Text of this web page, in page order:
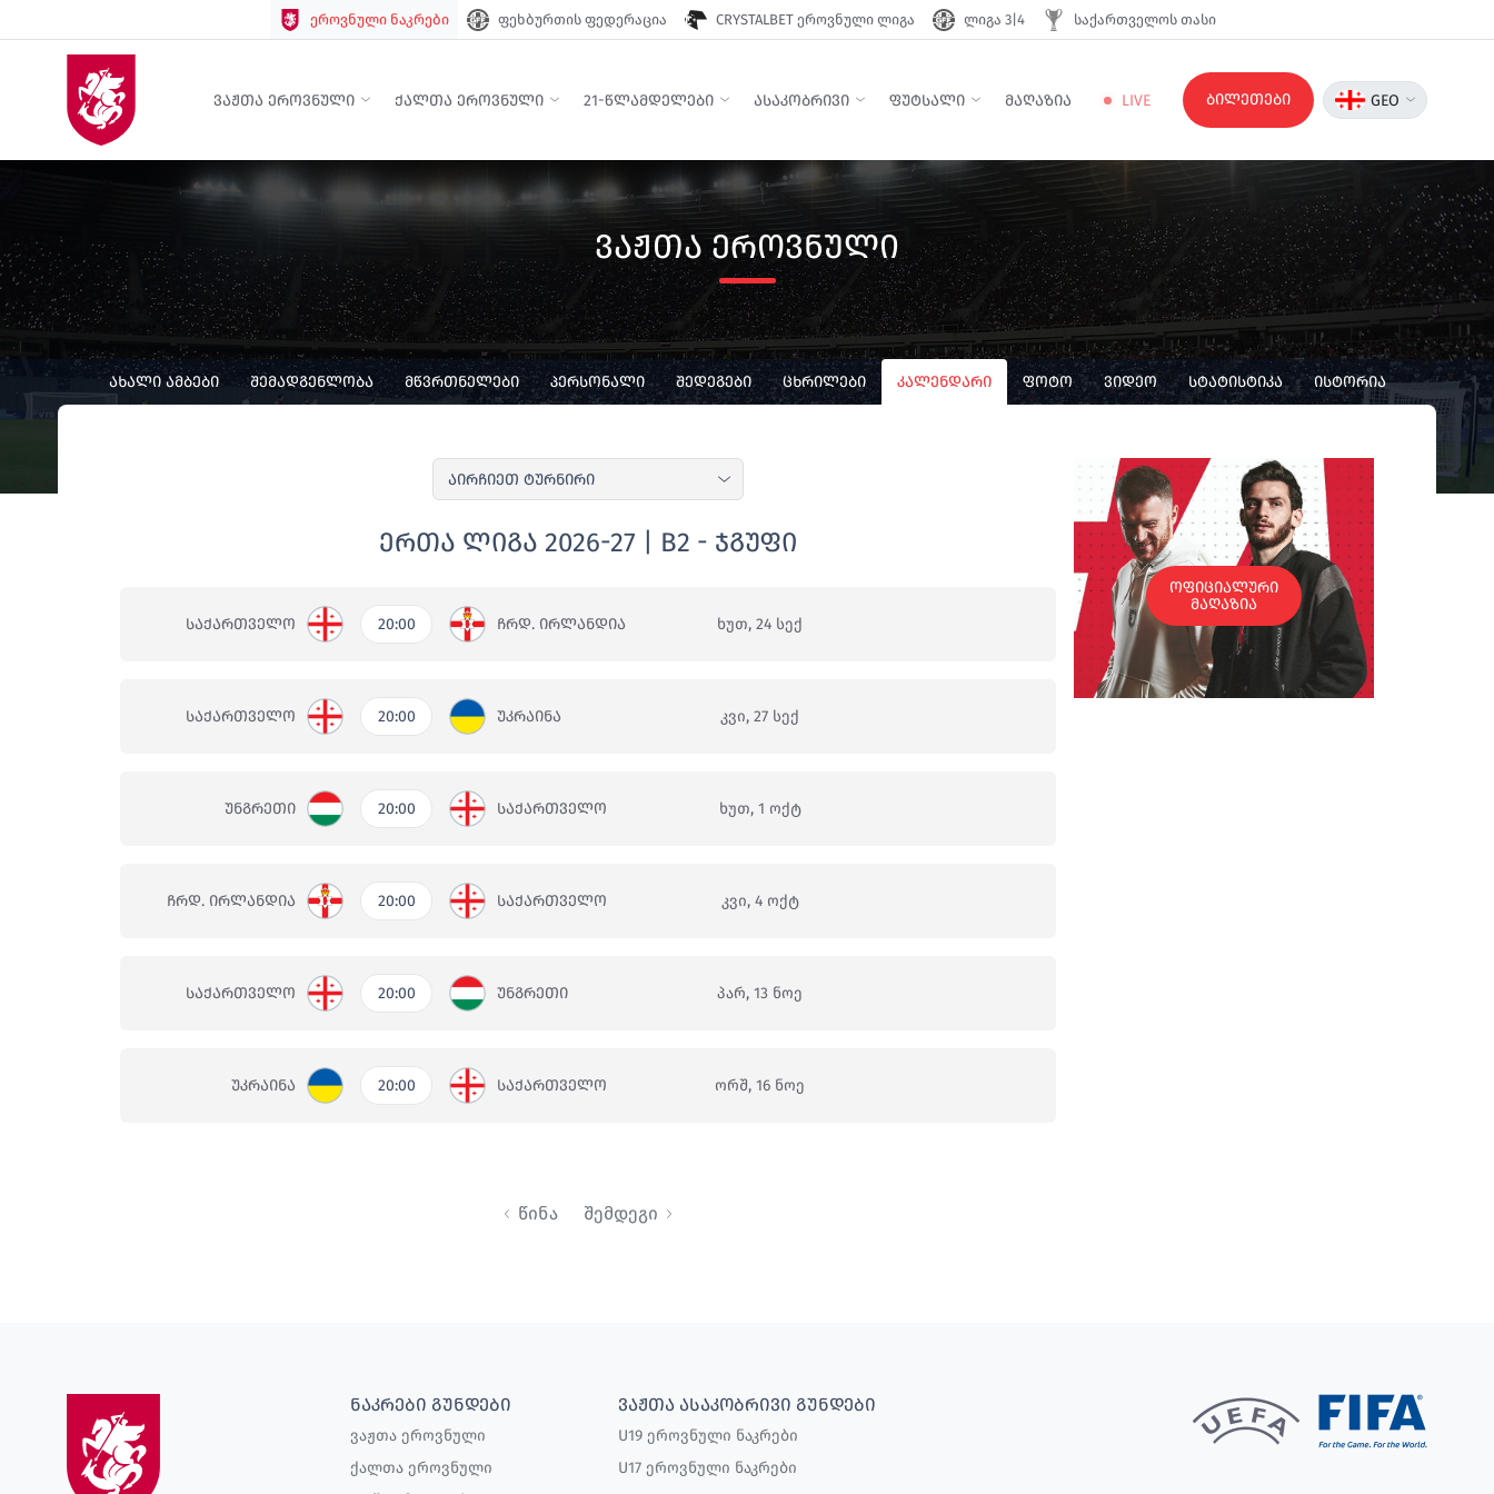
ეროვნული ნაკრები ფეხბურთის ფედერაცია CRYSTALBET ეროვნული ლიგა ლიგა 3|4 საქართველოს თასი
ᲕᲐᲟᲗᲐ ᲔᲠᲝᲕᲜᲣᲚᲘ ᲥᲐᲚᲗᲐ ᲔᲠᲝᲕᲜᲣᲚᲘ 21-ᲬᲚᲐᲛᲓᲔᲚᲔᲑᲘ ᲐᲡᲐᲙᲝᲑᲠᲘᲕᲘ ᲤᲣᲢᲡᲐᲚᲘ ᲛᲐᲦᲐᲖᲘᲐ LIVE ბილეთები GEO
ᲕᲐᲟᲗᲐ ᲔᲠᲝᲕᲜᲣᲚᲘ
ᲐᲮᲐᲚᲘ ᲐᲛᲑᲔᲑᲘ ᲨᲔᲛᲐᲓᲒᲔᲜᲚᲝᲑᲐ ᲛᲬᲕᲠᲗᲜᲔᲚᲔᲑᲘ ᲞᲔᲠᲡᲝᲜᲐᲚᲘ ᲨᲔᲓᲔᲒᲔᲑᲘ ᲪᲮᲠᲘᲚᲔᲑᲘ ᲙᲐᲚᲔᲜᲓᲐᲠᲘ ᲤᲝᲢᲝ ᲕᲘᲓᲔᲝ ᲡᲢᲐᲢᲘᲡᲢᲘᲙᲐ ᲘᲡᲢᲝᲠᲘᲐ
აირჩიეთ ტურნირი
ერთა ლიგა 2026-27 | B2 - ჯგუფი
ᲡᲐᲥᲐᲠᲗᲕᲔᲚᲝ 20:00 ᲩᲠᲓ. ᲘᲠᲚᲐᲜᲓᲘᲐ ხუთ, 24 სექ
ᲡᲐᲥᲐᲠᲗᲕᲔᲚᲝ 20:00 ᲣᲙᲠᲐᲘᲜᲐ კვი, 27 სექ
ᲣᲜᲒᲠᲔᲗᲘ 20:00 ᲡᲐᲥᲐᲠᲗᲕᲔᲚᲝ ხუთ, 1 ოქტ
ᲩᲠᲓ. ᲘᲠᲚᲐᲜᲓᲘᲐ 20:00 ᲡᲐᲥᲐᲠᲗᲕᲔᲚᲝ კვი, 4 ოქტ
ᲡᲐᲥᲐᲠᲗᲕᲔᲚᲝ 20:00 ᲣᲜᲒᲠᲔᲗᲘ პარ, 13 ნოე
ᲣᲙᲠᲐᲘᲜᲐ 20:00 ᲡᲐᲥᲐᲠᲗᲕᲔᲚᲝ ორშ, 16 ნოე
წინა შემდეგი
ოფიციალური
მაღაზია
ᲜᲐᲙᲠᲔᲑᲘ ᲒᲣᲜᲓᲔᲑᲘ
ვაჟთა ეროვნული
ქალთა ეროვნული
ᲕᲐᲟᲗᲐ ᲐᲡᲐᲙᲝᲑᲠᲘᲕᲘ ᲒᲣᲜᲓᲔᲑᲘ
U19 ეროვნული ნაკრები
U17 ეროვნული ნაკრები